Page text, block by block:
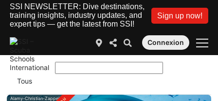
SSI NEWSLETTER: Dive destinations,
training insights, industry updates, and
expert tips — get the latest from SSI!
Sign up now!
Connexion
Alamy-Christian-Zappel